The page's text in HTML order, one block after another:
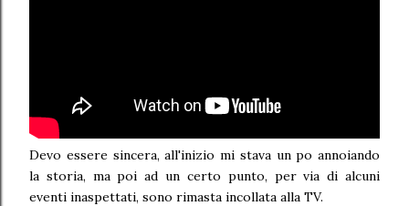
Devo essere sincera, all'inizio mi stava un po annoiando
la storia, ma poi ad un certo punto, per via di alcuni
eventi inaspettati, sono rimasta incollata alla TV.